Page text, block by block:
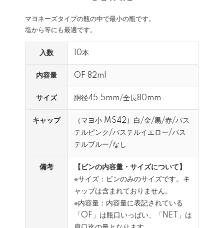
マヨネーズタイプの瓶の中で最小の瓶です。
塩から等にも最適です。
入数 10本
内容量 OF 82ml
サイズ 胴径45.5mm/全長80mm
キャップ
（マヨ小 MS42）白/金/黒/赤/パス
テルピンク/パステルイエロー/パス
テルブルー/なし
備考
【ビンの内容量・サイズについて】
※サイズ：ビンのみのサイズです。キ
ャップは含まれておりません。
※内容量：内容量に表記されている
「OF」は瓶口いっぱい、「NET」は